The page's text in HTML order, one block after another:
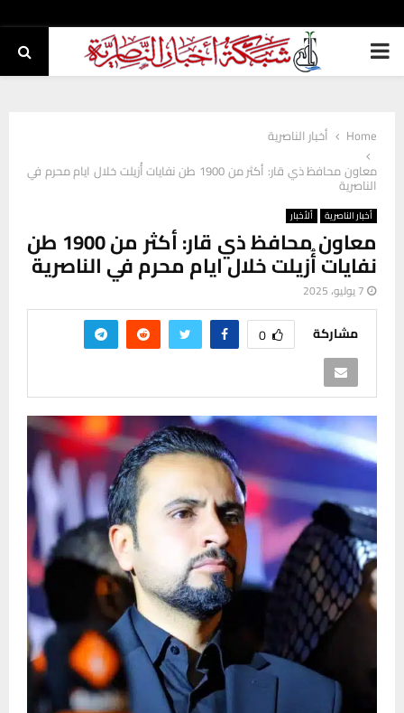
PRIMARY
Home
أخبار الناصرية
معاون محافظ ذي قار: أكثر من 1900 طن نفايات أُزيلت خلال ايام محرم في
الناصرية
أخبار الناصرية ألأخبار
معاون محافظ ذي قار: أكثر من 1900 طن
نفايات أُزيلت خلال ايام محرم في الناصرية
7 يوليو، 2025
مشاركة 0